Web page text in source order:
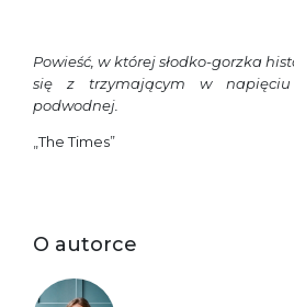
Powieść, w której słodko-gorzka
się z trzymającym w
podwodnej.
„The Times”
O autorce